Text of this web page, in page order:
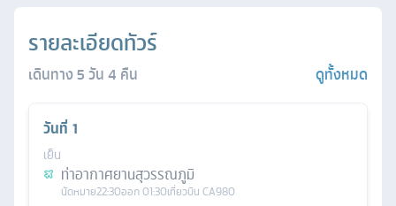
รายละเอียดทัวร์
เดินทาง5วัน4 คืน ดูทั้งหมด
วันที่ 1
เย็น
ท่าอากาศยานสุวรรณภูมิ
นัดหมาย22:30ออก01:30เที่ยวบิน CA980